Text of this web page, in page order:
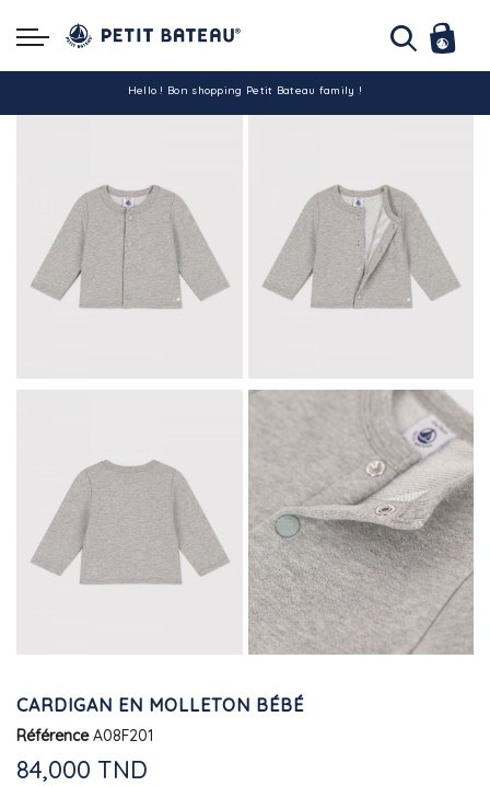
Hello ! Bon shopping Petit Bateau family !
-10% pour tout paiement par carte bancaire (hors promo)
CARDIGAN EN MOLLETON BÉBÉ
Référence A08F201
84,000 TND